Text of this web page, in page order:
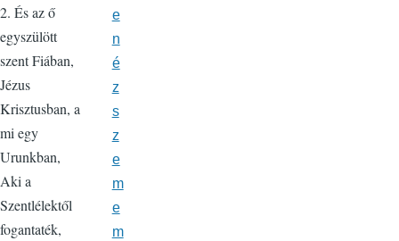
2. És az ő
egyszülött
szent Fiában,
Jézus
Krisztusban, a
mi egy
Urunkban,
Aki a
Szentlélektől
fogantaték,
e
n
é
z
s
z
e
m
e
m